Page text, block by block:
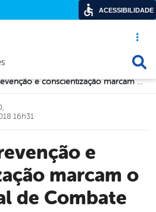
Acesso
Ações de prevenção e conscientização marcam o Dia Nacional de Combate ao Fumo em São José do Belmonte
marcam o
de Combate
16h31
ACESSIBILIDADE